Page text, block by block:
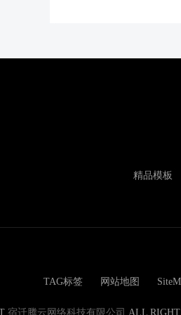
精品模板
网站地图
TAG标签
宿迁腾云网络科技有限公司 ALL